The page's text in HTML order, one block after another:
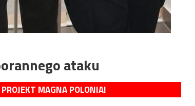
ataku
MAGNA POLONIA!